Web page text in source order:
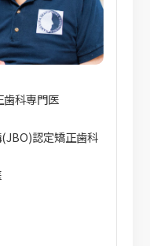
歯科専門医
認定矯正歯科